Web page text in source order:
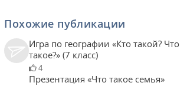
Похожие публикации
Игра по географии «Кто такой? Что
такое?» (7 класс)
4
Презентация «Что такое семья»